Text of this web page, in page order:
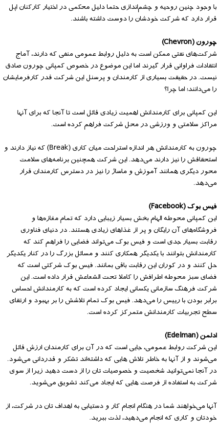
با وجود چنین روحیه و چشم‌اندازی حتما دلیل محکمی در اختیار کارکنان اپل
قرار دارد که شرکت خودشان را دوست داشته باشند.
چورون (Chevron)
شرکت‌های نفتی ممکن است به دلیل روابط عمومی منفی که دارند، آماج
انتقادات فراوانی قرار گیرند اما این موضوع در خصوص کمپانی چورون صادق
نیست. در حقیقت بسیاری از کارمندان و پرسنل این شرکت قدر کارفرمایشان
را می‌دانند؛ اما چرا؟
این کمپانی برای کارمندانش اهمیت زیادی قائل است تا آنجا که برای آنها
مراکز سلامتی و ورزشی در محل شرکت فراهم کرده است.
چورون به کارمندانش هر اندازه استراحت میان کاری (Break) که نیاز دارند و
استحقاقش را نیز دارند می‌دهد. این شرکت همچنین برنامه‌های سلامت
محور دیگری همانند آموزش و ماساژ را نیز در دسترس کارمندان قرار
می‌دهد.
فیس بوک (Facebook)
این کمپانی محوطه الهام بخش بسیار زیبایی دارد که تمام مغازه‌ها و
فروشگاه‌های آن رایگان و پر از غذاهای زیادی هستند. در دنیای فناوری
رقابت بسیار جدی است و فیس بوک می‌تواند فضایی را فراهم کند که
کارمندانش بتوانند با یکدیگر همکاری کنند و مسائل بزرگ را در کنار یکدیگر
حل کنند و در کوران این رقابت باقی بمانند. فیس بوک شرکتی است که
فضای سبز محوطه اطرافش را کاملا تحت الشعاعش قرار داده است. این
شرکت فرهنگ سازمانی یکسانی ایجاد کرده است که به کارمندانش احساس
برابر بودن با رییس را می‌دهد. فیس بوک تمام تلاشش را بر بهبود و ارتقای
سطح تجربیات کارمندانش متمرکز کرده است.
ادلمن (Edelman)
این شرکت روابط عمومی، جایی است که در آن برای کارمندان ارزش قائل
می‌شوند و از آنها به خاطر تلاش هایی که داشته‌اند تشکر و قدردانی می‌شود.
در آنجا نمی‌توانید شخصیت و خصوصیات تان را از دست دهید زیرا از سوی
شرکت به استفاده از فرصت هایی که ایجاد می‌کند تشویق می‌شوید.
آنها می‌خواهند شما در هنگام انجام کار و دستیابی به اهداف تان در شرکت، از
خودتان و کاری که انجام می‌دهید، لذت ببرید.